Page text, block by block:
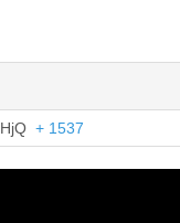
+ 1537